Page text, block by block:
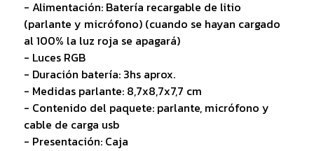
- Alimentación: Batería recargable de litio
(parlante y micrófono) (cuando se hayan cargado
al 100% la luz roja se apagará)
- Luces RGB
- Duración batería: 3hs aprox.
- Medidas parlante: 8,7x8,7x7,7 cm
- Contenido del paquete: parlante, micrófono y
cable de carga usb
- Presentación: Caja